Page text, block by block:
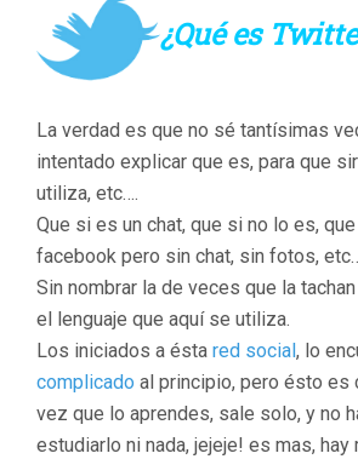
¿Qué es
La verdad es que no sé tantísimas
intentado explicar que es, para que
utiliza, etc….
Que si es un chat, que si no lo es,
facebook pero sin chat, sin fotos,
Sin nombrar la de veces que la
el lenguaje que aquí se utiliza.
Los iniciados a ésta red social , lo
complicado al principio, pero ésto es
vez que lo aprendes, sale solo, y no
estudiarlo ni nada, jejeje! es mas, hay